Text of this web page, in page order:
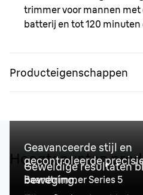
trimmer voor mannen met
batterij en tot 120
Producteigenschappen
Hoogtepunten
Geavanceerde stijl en
gecontroleerde
Baardtrimmer Series 5
Geweldige resultaten
beweging.